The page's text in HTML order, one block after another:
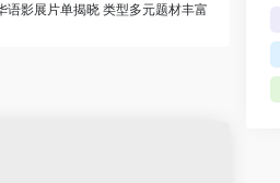
语影展片单揭晓 类型多元题材丰富